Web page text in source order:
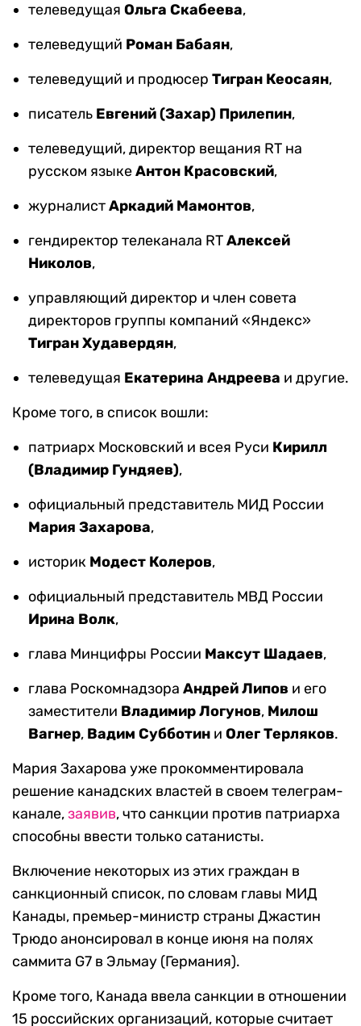
телеведущая Ольга Скабеева,
телеведущий Роман Бабаян,
телеведущий и продюсер Тигран Кеосаян,
писатель Евгений (Захар) Прилепин,
телеведущий, директор вещания RT на
русском языкеАнтон Красовский,
журналистАркадий Мамонтов,
гендиректор телеканала RTАлексей
Николов,
управляющий директор и член совета
директоров группы компаний «Яндекс»
Тигран Худавердян,
телеведущая Екатерина Андреева и другие.
Кроме того, в список вошли:
патриарх Московский и всея Руси Кирилл
(Владимир Гундяев),
официальный представитель МИД России
Мария Захарова,
историк Модест Колеров,
официальный представитель МВД России
Ирина Волк,
глава Минцифры России Максут Шадаев,
глава Роскомнадзора Андрей Липов и его
заместители Владимир Логунов, Милош
Вагнер, Вадим Субботин и Олег Терляков.
Мария Захарова уже прокомментировала
решение канадских властей в своем телеграм-
канале,заявив, что санкции против патриарха
способны ввести только сатанисты.
Включение некоторых из этих граждан в
санкционный список, по словам главы МИД
Канады, премьер-министр страны Джастин
Трюдо анонсировал в конце июня на полях
саммита G7 в Эльмау (Германия).
Кроме того, Канада ввела санкции в отношении
15 российских организаций, которые считает